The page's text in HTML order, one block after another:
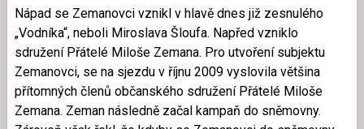
Nápad se Zemanovci vznikl v hlavě dnes již zesnulého
„Vodníka“, neboli Miroslava Šloufa. Napřed vzniklo
sdružení Přátelé Miloše Zemana. Pro utvoření subjektu
Zemanovci, se na sjezdu v říjnu 2009 vyslovila většina
přítomných členů občanského sdružení Přátelé Miloše
Zemana. Zeman následně začal kampaň do sněmovny.